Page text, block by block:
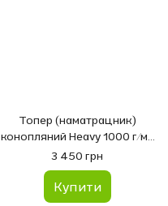
Топер (наматрацник)
конопляний Heavy 1000 г/м2
90*200 см Сатин
3 450 грн
Купити